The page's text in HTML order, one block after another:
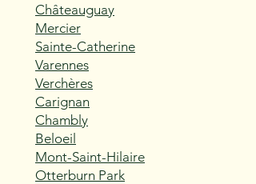
Châteauguay
Mercier
Sainte-Catherine
Varennes
Verchères
Carignan
Chambly
Beloeil
Mont-Saint-Hilaire
Otterburn Park